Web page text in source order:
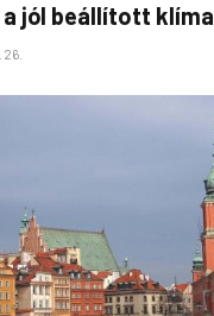
jól beállított klíma